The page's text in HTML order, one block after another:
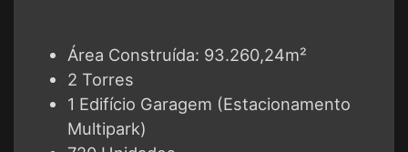
Área Construída: 93.260,24m²
2 Torres
1 Edifício Garagem (Estacionamento
Multipark)